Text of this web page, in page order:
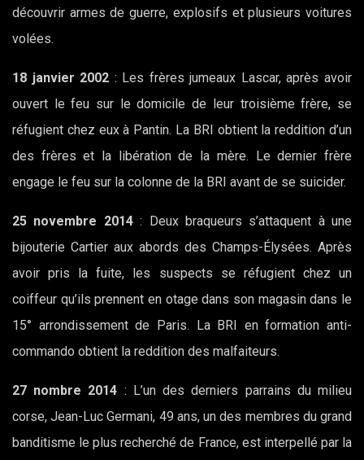
découvrir armes de guerre, explosifs et plusieurs voitures
volées.
18 janvier 2002 : Les frères jumeaux Lascar, après avoir
ouvert le feu sur le domicile de leur troisième frère, se
réfugient chez eux à Pantin. La BRI obtient la reddition d’un
des frères et la libération de la mère. Le dernier frère
engage le feu sur la colonne de la BRI avant de se suicider.
25 novembre 2014: Deux braqueurs s’attaquent à une
bijouterie Cartier aux abords des Champs-Élysées. Après
avoir pris la fuite, les suspects se réfugient chez un
coiffeur qu’ils prennent en otage dans son magasin dans le
15° arrondissement de Paris. La BRI en formation anti-
commando obtient la reddition des malfaiteurs.
27 nombre 2014 : L’un des derniers parrains du milieu
corse, Jean-Luc Germani, 49 ans, un des membres du grand
banditisme le plus recherché de France, est interpellé par la